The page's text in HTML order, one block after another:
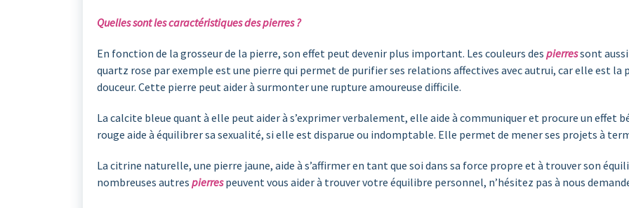
Quelles sont les caractéristiques des pierres ?
En fonction de la grosseur de la pierre, son effet peut devenir plus important. Les couleurs des pierressont
quartz rose par exemple est une pierre qui permet de purifier ses relations affectives avec autrui, car elle est la
douceur. Cette pierre peut aider à surmonter une rupture amoureuse difficile.
La calcite bleue quant à elle peut aider à s’exprimer verbalement, elle aide à communiquer et procure un effet
rouge aide à équilibrer sa sexualité, si elle est disparue ou indomptable. Elle permet de mener ses projets à
La citrine naturelle, une pierre jaune, aide à s’affirmer en tant que soi dans sa force propre et à trouver son
nombreuses autres pierrespeuvent vous aider à trouver votre équilibre personnel, n’hésitez pas à nous